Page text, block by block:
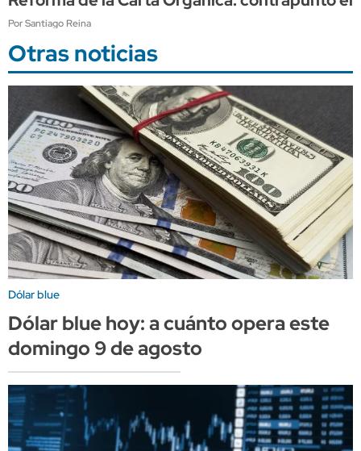
Por Santiago Reina
Otras noticias
Dólar blue
Dólar blue hoy: a cuánto opera este
domingo 9 de agosto